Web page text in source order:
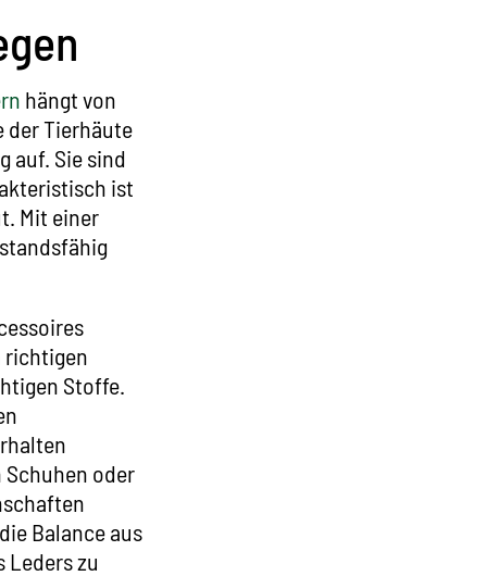
hängt von
der Tierhäute
auf. Sie sind
ist
Mit einer
richtigen
Stoffe.
oder
Balance aus
zu